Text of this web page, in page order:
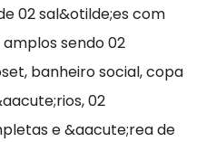
02 sal&otilde;es com
sendo 02
banheiro social, copa
02
e &aacute;rea de